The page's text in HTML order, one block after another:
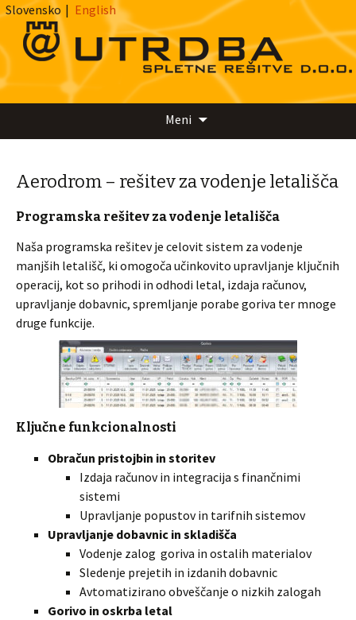
Slovensko | English
Meni
Aerodrom – rešitev za vodenje letališča
Programska rešitev za vodenje letališča
Naša programska rešitev je celovit sistem za vodenje
manjših letališč, ki omogoča učinkovito upravljanje ključnih
operacij, kot so prihodi in odhodi letal, izdaja računov,
upravljanje dobavnic, spremljanje porabe goriva ter mnoge
druge funkcije.
Ključne funkcionalnosti
Obračun pristojbin in storitev
Izdaja računov in integracija s finančnimi
sistemi
Upravljanje popustov in tarifnih sistemov
Upravljanje dobavnic in skladišča
Vodenje zalog goriva in ostalih materialov
Sledenje prejetih in izdanih dobavnic
Avtomatizirano obveščanje o nizkih zalogah
Gorivo in oskrba letal